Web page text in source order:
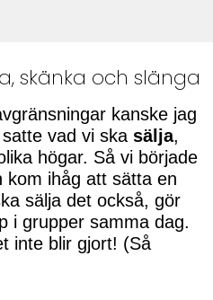
skänka och slänga
kanske jag
vad vi ska sälja,
högar. Så vi började
kom ihåg att sätta en
sälja det också, gör
i grupper samma dag.
inte blir gjort! (Så